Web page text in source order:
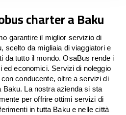
charter a Baku
garantire il miglior servizio di
scelto da migliaia di viaggiatori e
da tutto il mondo. OsaBus rende i
ed economici. Servizi di noleggio
conducente, oltre a servizi di
Baku. La nostra azienda si sta
per offrire ottimi servizi di
in tutta Baku e nelle città